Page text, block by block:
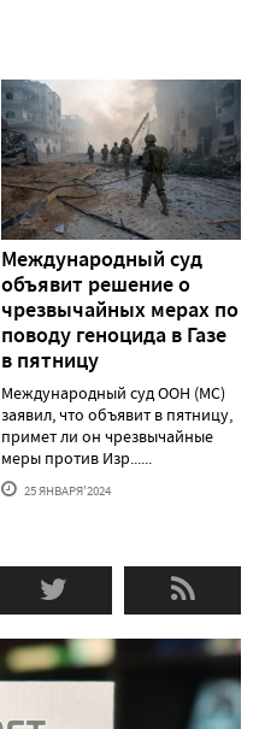
Международный суд
объявит решение о
чрезвычайных мерах по
поводу геноцида в Газе
в пятницу
Международный суд ООН (МС)
заявил, что объявит в пятницу,
примет ли он чрезвычайные
меры против Изр......
25 ЯНВАРЯ'2024